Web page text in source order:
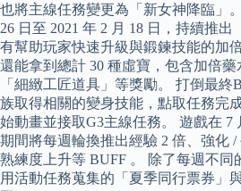
也將主線任務變更為「新女神降臨」
26 日至 2021 年 2 月 18 日，持續推出
有幫助玩家快速升級與鍛鍊技能的加
還能拿到總計 30 種虛寶，包含加倍
「細緻工匠道具」等獎勵。 打倒最終
族取得相關的變身技能，點取任務完
始動畫並接取G3主線任務。 遊戲在 7
期間將每週輪換推出經驗 2 倍、強化
熟練度上升等 BUFF 。 除了每週不同
用活動任務蒐集的「夏季同行票券」